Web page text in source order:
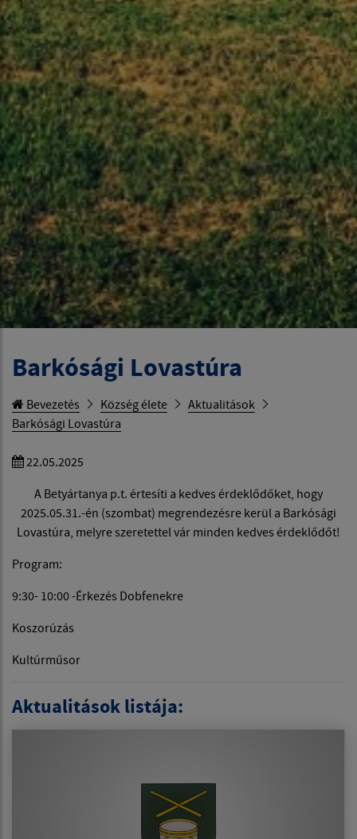
Barkósági Lovastúra
Bevezetés Község élete
Aktualitások
Barkósági Lovastúra
22.05.2025
A Betyártanya p.t. értesíti a kedves érdeklődőket, hogy
2025.05.31.-én (szombat) megrendezésre kerül a Barkósági
Lovastúra, melyre szeretettel vár minden kedves érdeklődőt!
Program:
9:30- 10:00 -Érkezés Dobfenekre
Koszorúzás
Kultúrműsor
Aktualitások listája: